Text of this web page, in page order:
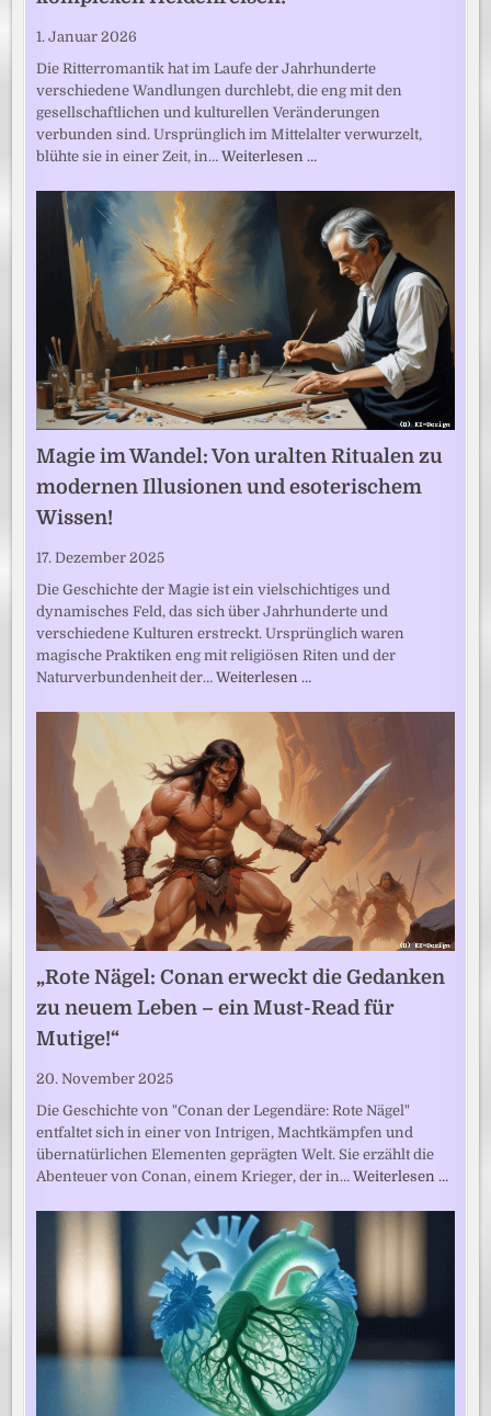
1. Januar 2026
Die Ritterromantik hat im Laufe der Jahrhunderte
verschiedene Wandlungen durchlebt, die eng mit den
gesellschaftlichen und kulturellen Veränderungen
verbunden sind. Ursprünglich im Mittelalter verwurzelt,
blühte sie in einer Zeit, in…Weiterlesen …
Magie im Wandel: Von uralten Ritualen zu
modernen Illusionen und esoterischem
Wissen!
17. Dezember 2025
Die Geschichte der Magie ist ein vielschichtiges und
dynamisches Feld, das sich über Jahrhunderte und
verschiedene Kulturen erstreckt. Ursprünglich waren
magische Praktiken eng mit religiösen Riten und der
Naturverbundenheit der…Weiterlesen …
„Rote Nägel: Conan erweckt die Gedanken
zu neuem Leben – ein Must-Read für
Mutige!“
20. November 2025
Die Geschichte von "Conan der Legendäre: Rote Nägel"
entfaltet sich in einer von Intrigen, Machtkämpfen und
übernatürlichen Elementen geprägten Welt. Sie erzählt die
Abenteuer von Conan, einem Krieger, der in…Weiterlesen …